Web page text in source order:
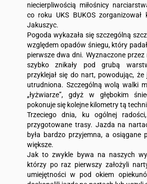
niecierpliwością miłośnicy
co roku UKS BUKOS zorganizował
Jakuszyc.
Pogoda wykazała się szczególną
względem opadów śniegu, który
pierwsze dwa dni. Wyznaczone
szybko znikały pod grubą
przyklejał się do nart, powodując, że
utrudniona. Szczególną wolą walki
„łyżwiarze”, gdyż w głębokim
pokonuje się kolejne kilometry tą
Trzeciego dnia, ku ogólnej
przygotowane trasy. Jazda na
była bardzo przyjemna, a osiągane
większe.
Jak to zwykle bywa na naszych
którzy po raz pierwszy założyli
umiejętności w pod okiem